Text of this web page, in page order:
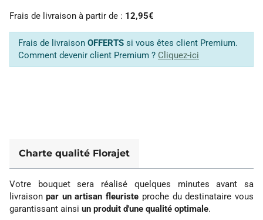
Frais de livraison à partir de : 12,95€
Frais de livraison OFFERTS si vous êtes client Premium.
Comment devenir client Premium ? Cliquez-ici
Charte qualité Florajet
Votre bouquet sera réalisé quelques minutes avant sa
livraison par un artisan fleuriste proche du destinataire vous
garantissant ainsi un produit d'une qualité optimale.